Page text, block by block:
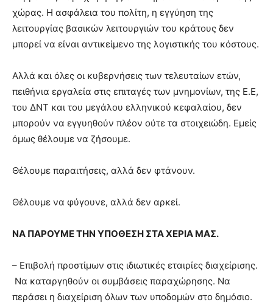
χώρας. Η ασφάλεια του πολίτη, η εγγύηση της
λειτουργίας βασικών λειτουργιών του κράτους δεν
μπορεί να είναι αντικείμενο της λογιστικής του κόστους.
Αλλά και όλες οι κυβερνήσεις των τελευταίων ετών,
πειθήνια εργαλεία στις επιταγές των μνημονίων, της Ε.Ε,
του ΔΝΤ και του μεγάλου ελληνικού κεφαλαίου, δεν
μπορούν να εγγυηθούν πλέον ούτε τα στοιχειώδη. Εμείς
όμως θέλουμε να ζήσουμε.
Θέλουμε παραιτήσεις, αλλά δεν φτάνουν.
Θέλουμε να φύγουνε, αλλά δεν αρκεί.
ΝΑ ΠΑΡΟΥΜΕ ΤΗΝ ΥΠΟΘΕΣΗ ΣΤΑ ΧΕΡΙΑ ΜΑΣ.
– Επιβολή προστίμων στις ιδιωτικές εταιρίες διαχείρισης.
Να καταργηθούν οι συμβάσεις παραχώρησης. Να
περάσει η διαχείριση όλων των υποδομών στο δημόσιο.